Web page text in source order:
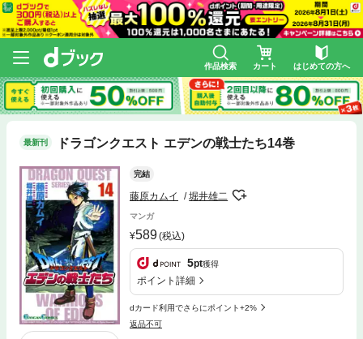
作品検索 カート はじめての方へ
最新刊 ドラゴンクエスト エデンの戦士たち14巻
完結
藤原カムイ 堀井雄二
マンガ
589(税込)
5pt獲得
ポイント詳細
dカード利用でさらにポイント+2%
返品不可